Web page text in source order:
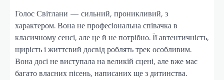
Голос Світлани — сильний, проникливий, з
характером. Вона не професіональна співачка в
класичному сенсі, але це й не потрібно. Її автентичність,
щирість і життєвий досвід роблять трек особливим.
Вона досі не виступала на великій сцені, але вже має
багато власних пісень, написаних ще з дитинства.